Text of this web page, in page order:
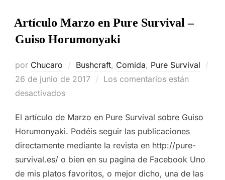
Artículo Marzo en Pure Survival –
Guiso Horumonyaki
por Chucaro Bushcraft, Comida, Pure Survival
Publicado
el
26 de junio de 2017
Los comentarios están
desactivados
El artículo de Marzo en Pure Survival sobre Guiso
Horumonyaki. Podéis seguir las publicaciones
directamente mediante la revista en http://pure-
survival.es/ o bien en su pagina de Facebook Uno
de mis platos favoritos, o mejor dicho, una de las